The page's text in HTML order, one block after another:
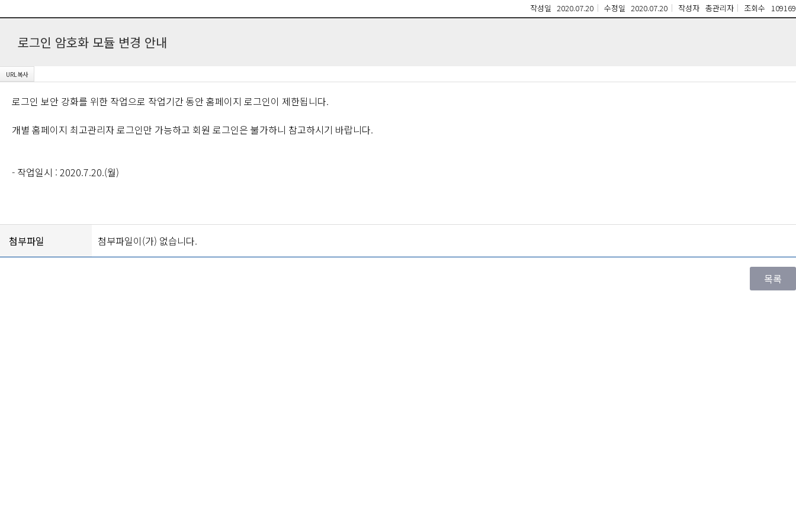
작성일 2020.07.20 수정일 2020.07.20 작성자 총관리자 조회수 109169
로그인 암호화 모듈 변경 안내
로그인 보안 강화를 위한 작업으로 작업기간 동안 홈페이지 로그인이 제한됩니다.
개별 홈페이지 최고관리자 로그인만 가능하고 회원 로그인은 불가하니 참고하시기 바랍니다.
- 작업일시 : 2020.7.20.(월)
첨부파일 첨부파일이(가) 없습니다.